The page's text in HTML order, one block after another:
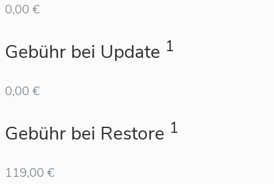
0,00 €
Gebühr bei Update 1
0,00 €
Gebühr bei Restore 1
119,00 €